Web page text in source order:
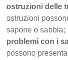
ostruzioni delle
ostruzioni
sapone o sabbia;
problemi con i
possono